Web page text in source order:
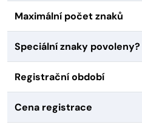
Maximální počet znaků
Speciální znaky povoleny?
Registrační období
Cena registrace